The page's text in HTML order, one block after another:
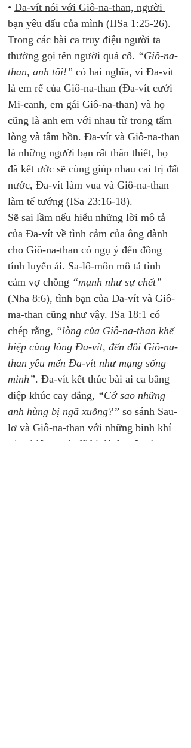
• Đa-vít nói với Giô-na-than, người
bạn yêu dấu của mình (IISa 1:25-26).
Trong các bài ca truy điệu người ta
thường gọi tên người quá cố. “Giô-na-
than, anh tôi!” có hai nghĩa, vì Đa-vít
là em rể của Giô-na-than (Đa-vít cưới
Mi-canh, em gái Giô-na-than) và họ
cũng là anh em với nhau từ trong tấm
lòng và tâm hồn. Đa-vít và Giô-na-than
là những người bạn rất thân thiết, họ
đã kết ước sẽ cùng giúp nhau cai trị đất
nước, Đa-vít làm vua và Giô-na-than
làm tể tướng (ISa 23:16-18).
Sẽ sai lầm nếu hiểu những lời mô tả
của Đa-vít về tình cảm của ông dành
cho Giô-na-than có ngụ ý đến đồng
tính luyến ái. Sa-lô-môn mô tả tình
cảm vợ chồng “mạnh như sự chết”
(Nha 8:6), tình bạn của Đa-vít và Giô-
ma-than cũng như vậy. ISa 18:1 có
chép rằng, “lòng của Giô-na-than khế
hiệp cùng lòng Đa-vít, đến đỗi Giô-na-
than yêu mến Đa-vít như mạng sống
mình”. Đa-vít kết thúc bài ai ca bằng
điệp khúc cay đắng, “Cớ sao những
anh hùng bị ngã xuống?” so sánh Sau-
lơ và Giô-na-than với những binh khí
của chiến tranh đã bị đánh mất và